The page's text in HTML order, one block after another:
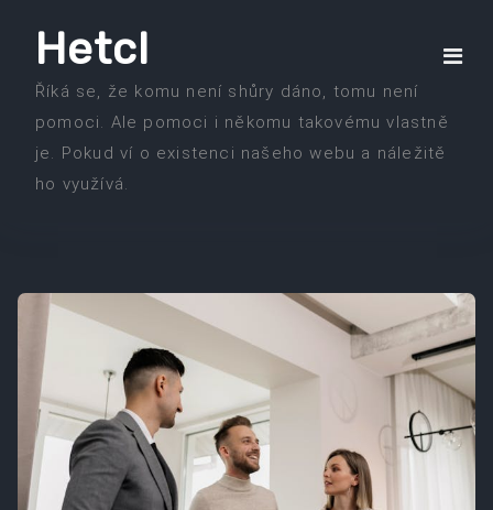
Hetcl
Říká se, že komu není shůry dáno, tomu není
pomoci. Ale pomoci i někomu takovému vlastně
je. Pokud ví o existenci našeho webu a náležitě
ho využívá.